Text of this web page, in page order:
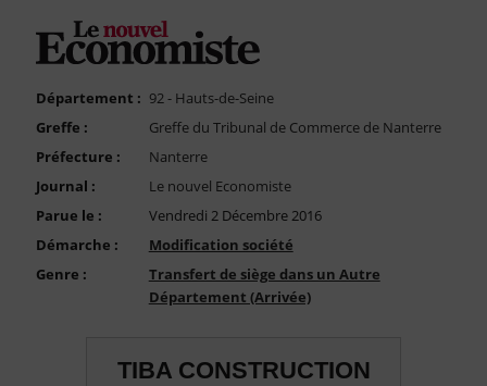
Nous Contacter
Compte PRO
Département : 92 - Hauts-de-Seine
Greffe :
Greffe du Tribunal de Commerce de Nanterre
Préfecture :
Nanterre
Journal :
Le nouvel Economiste
Parue le :
Vendredi 2 Décembre 2016
Démarche :
Modification société
Genre :
Transfert de siège dans un Autre
Département (Arrivée)
TIBA CONSTRUCTION